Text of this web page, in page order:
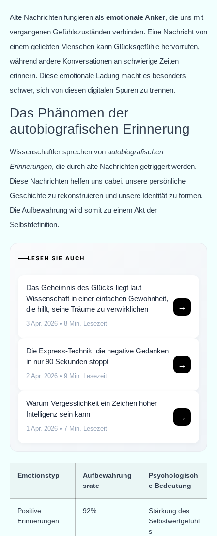
Alte Nachrichten fungieren als emotionale Anker, die uns mit
vergangenen Gefühlszuständen verbinden. Eine Nachricht von
einem geliebten Menschen kann Glücksgefühle hervorrufen,
während andere Konversationen an schwierige Zeiten
erinnern. Diese emotionale Ladung macht es besonders
schwer, sich von diesen digitalen Spuren zu trennen.
Das Phänomen der
autobiografischen Erinnerung
Wissenschaftler sprechen von autobiografischen
Erinnerungen, die durch alte Nachrichten getriggert werden.
Diese Nachrichten helfen uns dabei, unsere persönliche
Geschichte zu rekonstruieren und unsere Identität zu formen.
Die Aufbewahrung wird somit zu einem Akt der
Selbstdefinition.
LESEN SIE AUCH
Das Geheimnis des Glücks liegt laut
Wissenschaft in einer einfachen Gewohnheit,
die hilft, seine Träume zu verwirklichen
3 Apr. 2026 • 8 Min. Lesezeit
→
Die Express-Technik, die negative Gedanken
in nur 90 Sekunden stoppt
2 Apr. 2026 • 9 Min. Lesezeit
→
Warum Vergesslichkeit ein Zeichen hoher
Intelligenz sein kann
1 Apr. 2026 • 7 Min. Lesezeit
→
Emotionstyp
Aufbewahrung
srate
Psychologisch
e Bedeutung
Positive
Erinnerungen
92%
Stärkung des
Selbstwertgefühl
s